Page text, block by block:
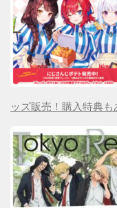
ッズ販売！購入特典も